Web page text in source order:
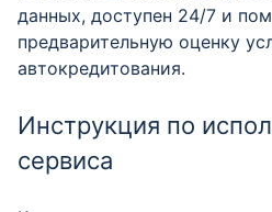
данных, доступен 24/7 и
предварительную оценку
автокредитования.
Инструкция по
сервиса